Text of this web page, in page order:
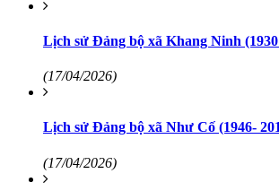
Lịch sử Đảng bộ xã Khang Ninh (1930
(17/04/2026)
Lịch sử Đảng bộ xã Như Cố (1946-
(17/04/2026)